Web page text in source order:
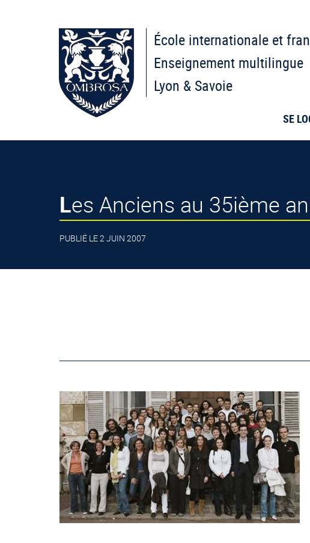
École internationale et
Enseignement multilingue
Lyon & Savoie
SE
Les Anciens au 35ième
PUBLIÉ LE 2 JUIN 2007